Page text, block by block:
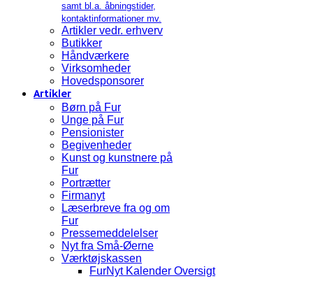
samt bl.a. åbningstider,
kontaktinformationer mv.
Artikler vedr. erhverv
Butikker
Håndværkere
Virksomheder
Hovedsponsorer
Artikler
Børn på Fur
Unge på Fur
Pensionister
Begivenheder
Kunst og kunstnere på
Fur
Portrætter
Firmanyt
Læserbreve fra og om
Fur
Pressemeddelelser
Nyt fra Små-Øerne
Værktøjskassen
FurNyt Kalender Oversigt